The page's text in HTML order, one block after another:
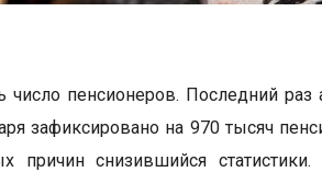
число пенсионеров. Последний
зафиксировано на 970 тысяч
причин снизившийся